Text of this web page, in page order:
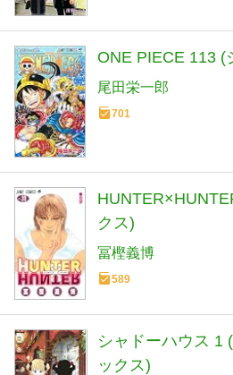
ONE PIECE 113 (
尾田栄一郎
701
クス)
冨樫義博
589
シャドーハウス 1
ックス)